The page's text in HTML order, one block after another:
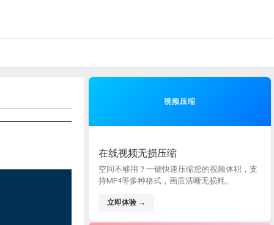
视频压缩
在线视频无损压缩
空间不够用？一键快速压缩您的视频体积，支
持MP4等多种格式，画质清晰无损耗。
立即体验 →